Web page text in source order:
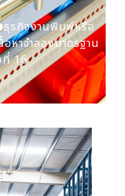
ธุรกิจงานพิมพ์หรือ
หาจำลองมาตรฐาน
ที่ 16